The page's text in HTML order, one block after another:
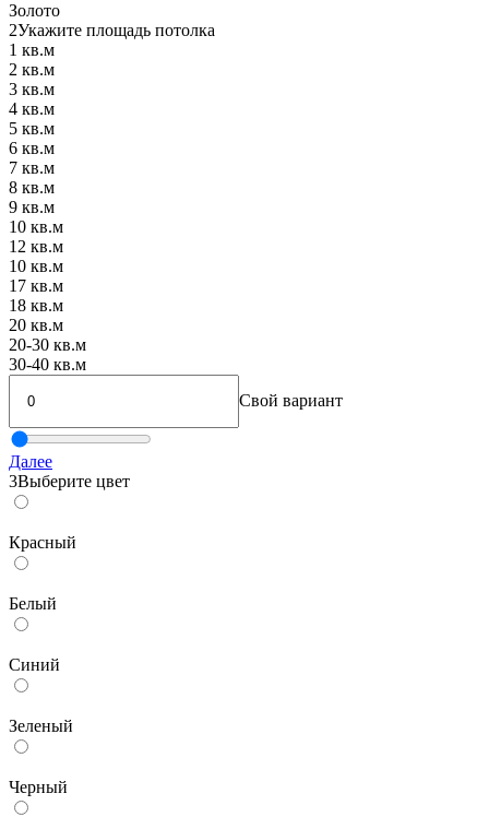
Золото
2Укажите площадь потолка
1 кв.м
2 кв.м
3 кв.м
4 кв.м
5 кв.м
6 кв.м
7 кв.м
8 кв.м
9 кв.м
10 кв.м
12 кв.м
10 кв.м
17 кв.м
18 кв.м
20 кв.м
20-30 кв.м
30-40 кв.м
Свой вариант
Далее
3Выберите цвет
Красный
Белый
Синий
Зеленый
Черный